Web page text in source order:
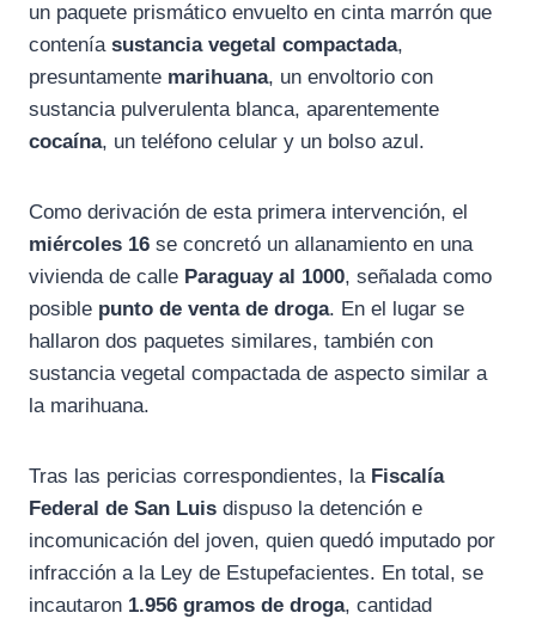
un paquete prismático envuelto en cinta marrón que
contenía sustancia vegetal compactada,
presuntamente marihuana, un envoltorio con
sustancia pulverulenta blanca, aparentemente
cocaína, un teléfono celular y un bolso azul.
Como derivación de esta primera intervención, el
miércoles 16 se concretó un allanamiento en una
vivienda de calle Paraguay al 1000, señalada como
posible punto de venta de droga. En el lugar se
hallaron dos paquetes similares, también con
sustancia vegetal compactada de aspecto similar a
la marihuana.
Tras las pericias correspondientes, la Fiscalía
Federal de San Luis dispuso la detención e
incomunicación del joven, quien quedó imputado por
infracción a la Ley de Estupefacientes. En total, se
incautaron 1.956 gramos de droga, cantidad